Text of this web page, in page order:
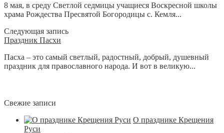
8 мая, в среду Светлой седмицы учащиеся Воскресной школы
храма Рождества Пресвятой Богородицы с. Кемля...
Следующая запись
Праздник Пасхи
Пасха – это самый светлый, радостный, добрый, душевный
праздник для православного народа. И вот в великую...
Свежие записи
О празднике Крещения
Руси